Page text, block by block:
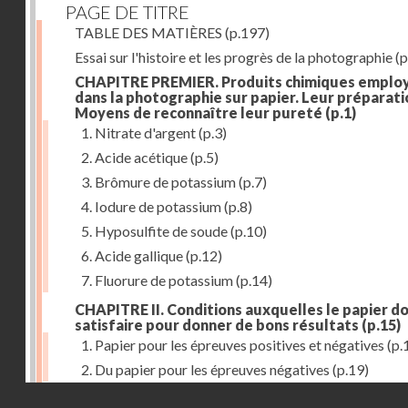
PAGE DE TITRE
TABLE DES MATIÈRES (p.197)
Essai sur l'histoire et les progrès de la photographie
CHAPITRE PREMIER. Produits chimiques
dans la photographie sur papier. Leur
Moyens de reconnaître leur pureté (p.1)
1. Nitrate d'argent(p.3)
2. Acide acétique(p.5)
3. Brômure de potassium(p.7)
4. Iodure de potassium(p.8)
5. Hyposulfite de soude(p.10)
6. Acide gallique(p.12)
7. Fluorure de potassium(p.14)
CHAPITRE II. Conditions auxquelles le papier
satisfaire pour donner de bons résultats (p.15)
1. Papier pour les épreuves positives et négatives
2. Du papier pour les épreuves négatives (p.19)